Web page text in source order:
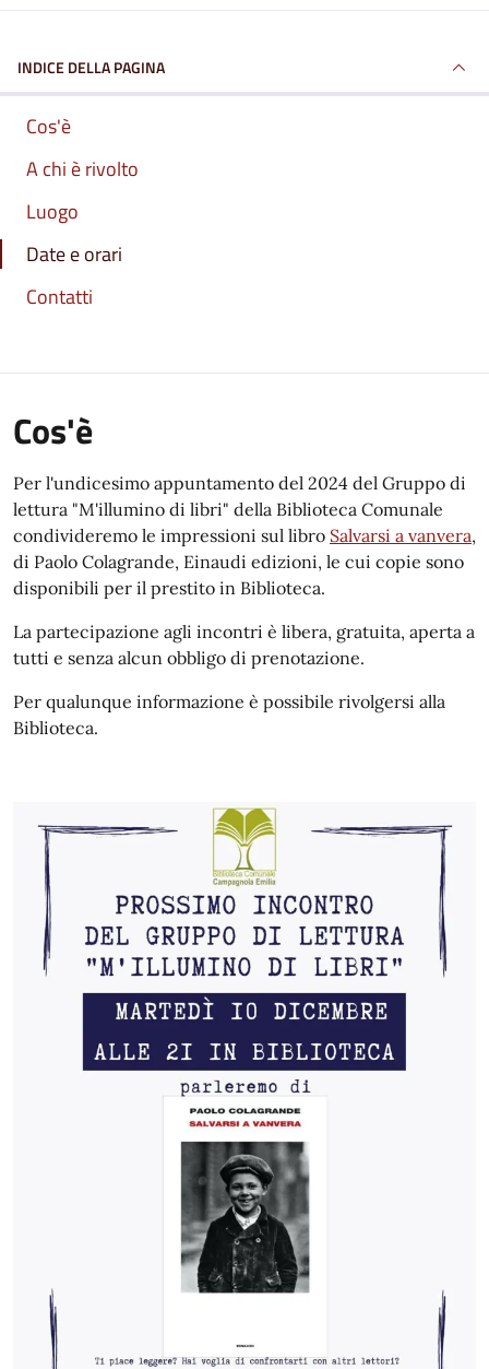
INDICE DELLA PAGINA
Cos'è
A chi è rivolto
Luogo
Date e orari
Contatti
Cos'è
Per l'undicesimo appuntamento del 2024 del Gruppo di
lettura "M'illumino di libri" della Biblioteca Comunale
condivideremo le impressioni sul libro Salvarsi a vanvera,
di Paolo Colagrande, Einaudi edizioni, le cui copie sono
disponibili per il prestito in Biblioteca.
La partecipazione agli incontri è libera, gratuita, aperta a
tutti e senza alcun obbligo di prenotazione.
Per qualunque informazione è possibile rivolgersi alla
Biblioteca.